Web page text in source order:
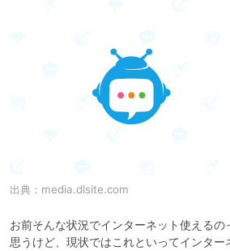
出典： media.dlsite.com
お前そんな状況でインターネット使えるの
思うけど、現状ではこれといってインター